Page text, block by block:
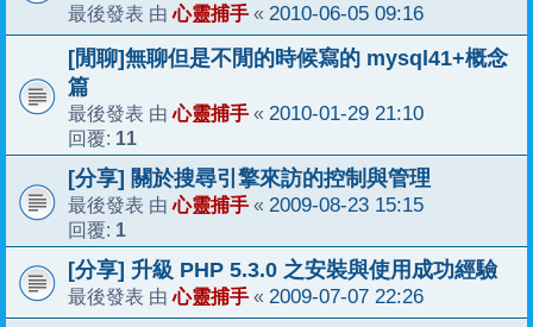
最後發表 由心靈捕手 « 2010-06-05 09:16
[閒聊]無聊但是不閒的時候寫的 mysql41+概念
篇
最後發表 由心靈捕手 « 2010-01-29 21:10
回覆: 11
[分享] 關於搜尋引擎來訪的控制與管理
最後發表 由心靈捕手 « 2009-08-23 15:15
回覆: 1
[分享] 升級 PHP 5.3.0 之安裝與使用成功經驗
最後發表 由心靈捕手 « 2009-07-07 22:26